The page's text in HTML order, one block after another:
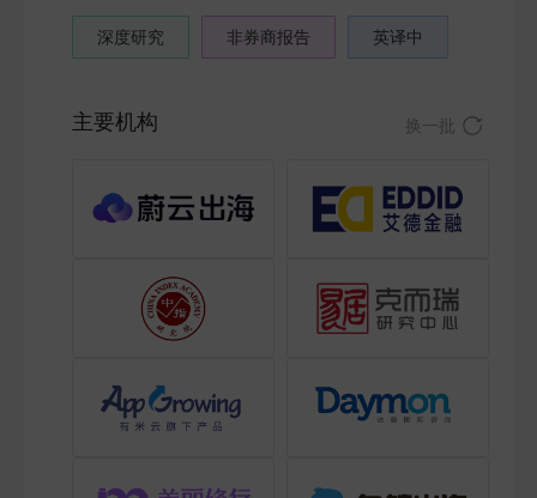
深度研究 非券商报告 英译中
主要机构 换一批